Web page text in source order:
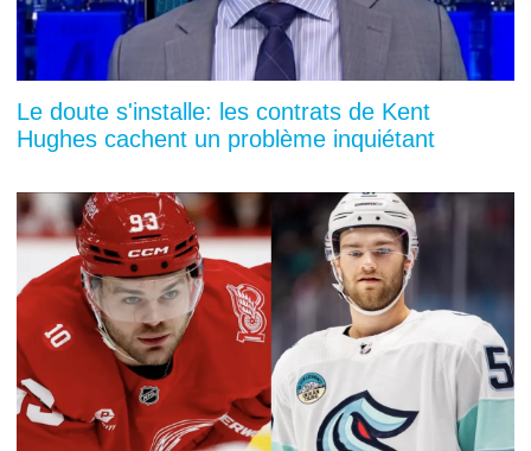
Le doute s'installe: les contrats de Kent
Hughes cachent un problème inquiétant